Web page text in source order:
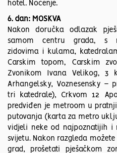
hotel. Noćenje.
6. dan: MOSKVA
Nakon doručka odlazak
samom centru grada, s
zidovima i kulama,
Carskim topom, Carskim
Zvonikom Ivana Velikog, 3
Arhangelsky, Voznesensky –
tri katedrale), Crkvom 12
predviđen je metroom u
putovanja (karta za metro
vidjeli neke od najpoznatijih i
svijetu. Nakon razgleda
grad, prošetati pješačkom